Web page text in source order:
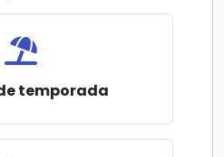
temporada